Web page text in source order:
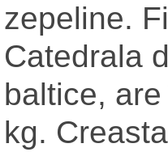
zepeline.
Catedrala
baltice,
kg.